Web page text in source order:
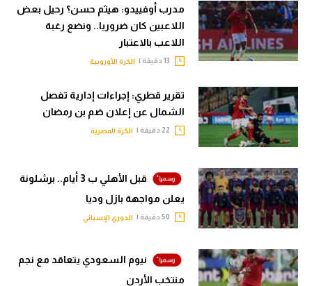
مدرب أوفييدو: هيثم حسن؟ رحيل بعض
اللاعبين كان ضروريا.. ونضع رغبة
اللاعب بالاعتبار
الكرة الأوروبية
تقرير قطري: إجراءات إدارية تفصل
الشمال عن إعلان ضم بن رمضان
الكرة المصرية
قبل الأهلي ب 3 أيام.. برشلونة
يعلن مواجهة بازل وديا
الدوري الإسباني
نيوم السعودي يتعاقد مع نجم
منتخب الأردن